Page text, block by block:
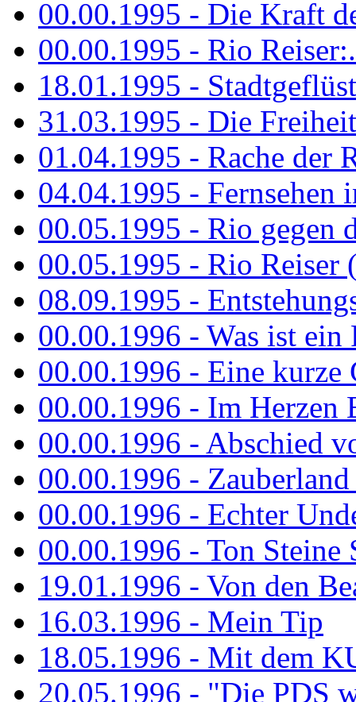
00.00.1995 - Die Kraft
00.00.1995 - Rio
18.01.1995 -
31.03.1995 - Die
01.04.1995 - Rache der
04.04.1995 - Fernsehen
00.05.1995 - Rio gegen
00.05.1995 - Rio Reiser
08.09.1995 -
00.00.1996 - Was ist ein
00.00.1996 - Eine kurze
00.00.1996 - Im Herzen
00.00.1996 - Abschied
00.00.1996 -
00.00.1996 - Echter
00.00.1996 - Ton Steine
19.01.1996 - Von den
16.03.1996 - Mein Tip
18.05.1996 - Mit dem
20.05.1996 - "Die PDS